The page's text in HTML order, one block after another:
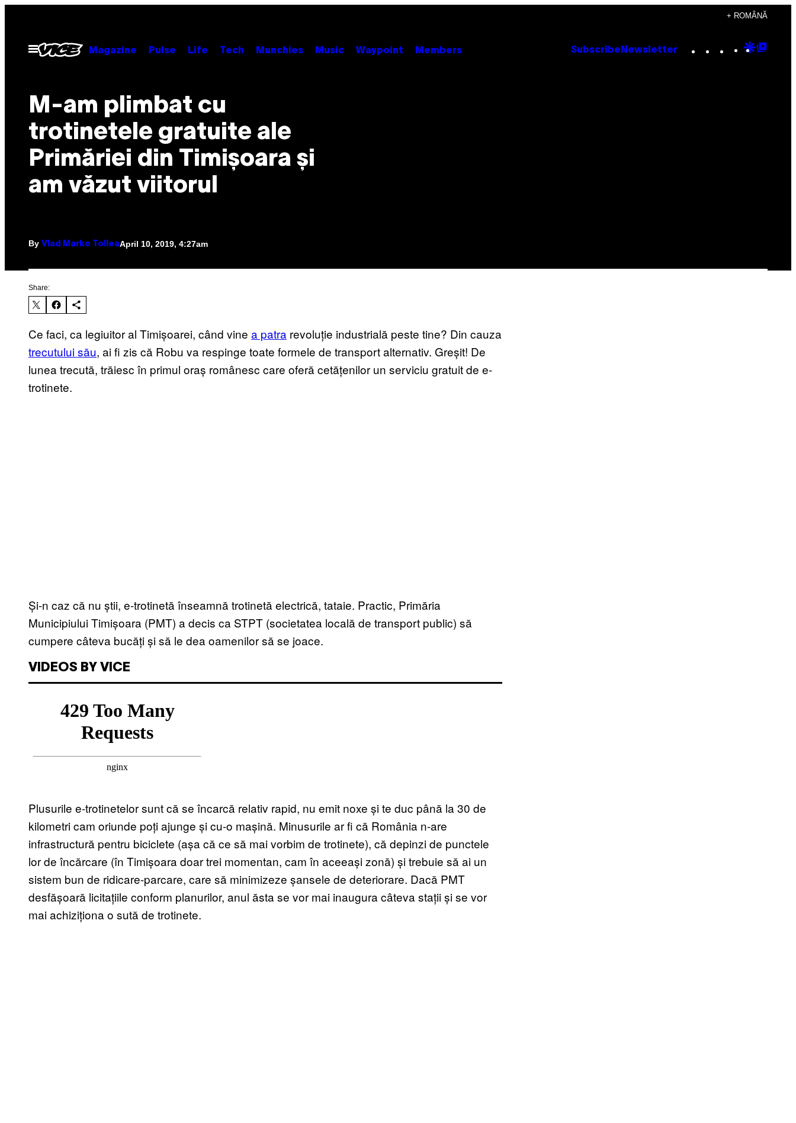
content
+ ROMÂNĂ
Open
Menu
Magazine Pulse Life Tech Munchies Music Waypoint Members Subscribe Newsletter Instagram
TikTok
YouTube
Google
M-am plimbat cu
trotinetele gratuite ale
Primăriei din Timișoara și
am văzut viitorul
By Vlad Marko TolleaApril 10, 2019, 4:27am
Share:
Ce faci, ca legiuitor al Timișoarei, când vine a patra revoluție industrială peste tine? Din cauza
trecutului său, ai fi zis că Robu va respinge toate formele de transport alternativ. Greșit! De
lunea trecută, trăiesc în primul oraș românesc care oferă cetățenilor un serviciu gratuit de e-
trotinete.
Și-n caz că nu știi, e-trotinetă înseamnă trotinetă electrică, tataie. Practic, Primăria
Municipiului Timișoara (PMT) a decis ca STPT (societatea locală de transport public) să
cumpere câteva bucăți și să le dea oamenilor să se joace.
VIDEOS BY VICE
Plusurile e-trotinetelor sunt că se încarcă relativ rapid, nu emit noxe și te duc până la 30 de
kilometri cam oriunde poți ajunge și cu-o mașină. Minusurile ar fi că România n-are
infrastructură pentru biciclete (așa că ce să mai vorbim de trotinete), că depinzi de punctele
lor de încărcare (în Timișoara doar trei momentan, cam în aceeași zonă) și trebuie să ai un
sistem bun de ridicare-parcare, care să minimizeze șansele de deteriorare. Dacă PMT
desfășoară licitațiile conform planurilor, anul ăsta se vor mai inaugura câteva stații și se vor
mai achiziționa o sută de trotinete.